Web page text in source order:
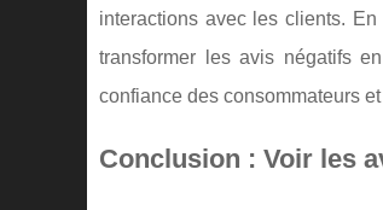
interactions avec les clients.
transformer les avis négatifs
confiance des consommateurs
Conclusion : Voir les